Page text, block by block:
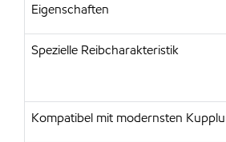
Eigenschaften
Spezielle Reibcharakteristik
Kompatibel mit modernsten